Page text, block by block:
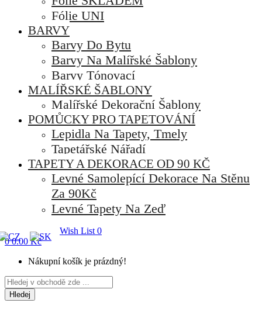
Fólie UNI
BARVY
Barvy Do Bytu
Barvy Na Malířské Šablony
Barvy Tónovací
MALÍŘSKÉ ŠABLONY
Malířské Dekorační Šablony
POMŮCKY PRO TAPETOVÁNÍ
Lepidla Na Tapety, Tmely
Tapetářské Nářadí
TAPETY A DEKORACE OD 90 KČ
Levné Samolepící Dekorace Na Stěnu
Za 90Kč
Levné Tapety Na Zeď
Wish List 0
0 0.00 Kč
Nákupní košík je prázdný!
Hledej